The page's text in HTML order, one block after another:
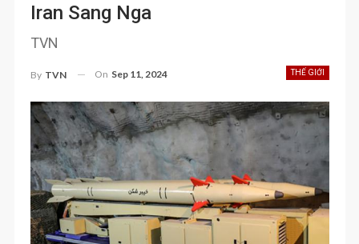
Iran Sang Nga
TVN
THẾ GIỚI
By TVN On Sep 11, 2024